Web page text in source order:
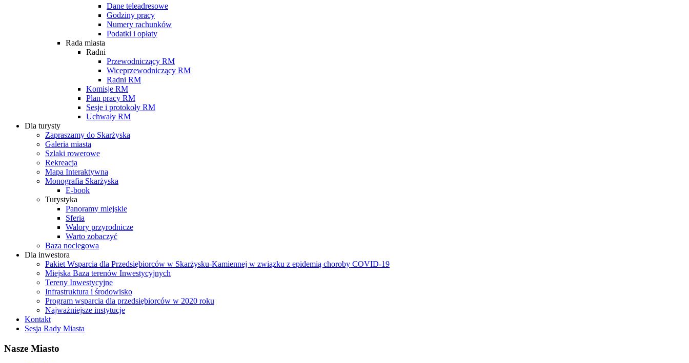
Dane teleadresowe
Godziny pracy
Numery rachunków
Podatki i opłaty
Rada miasta
Radni
Przewodniczący RM
Wiceprzewodniczący RM
Radni RM
Komisje RM
Plan pracy RM
Sesje i protokoły RM
Uchwały RM
Dla turysty
Zapraszamy do Skarżyska
Galeria miasta
Szlaki rowerowe
Rekreacja
Mapa Interaktywna
Monografia Skarżyska
E-book
Turystyka
Panoramy miejskie
Sferia
Walory przyrodnicze
Warto zobaczyć
Baza noclegowa
Dla inwestora
Pakiet Wsparcia dla Przedsiębiorców w Skarżysku-Kamiennej w związku z epidemią choroby COVID-19
Miejska Baza terenów Inwestycyjnych
Tereny Inwestycyjne
Infrastruktura i środowisko
Program wsparcia dla przedsiębiorców w 2020 roku
Najważniejsze instytucje
Kontakt
Sesja Rady Miasta
Nasze Miasto